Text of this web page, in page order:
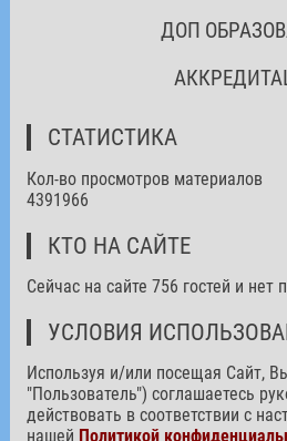
ДОП
СТАТИСТИКА
Кол-во просмотров материалов
4391966
КТО НА САЙТЕ
Сейчас на сайте 756 гостей и нет
УСЛОВИЯ
Используя и/или посещая Сайт,
"Пользователь") соглашаетесь
действовать в соответствии с
нашей Политикой